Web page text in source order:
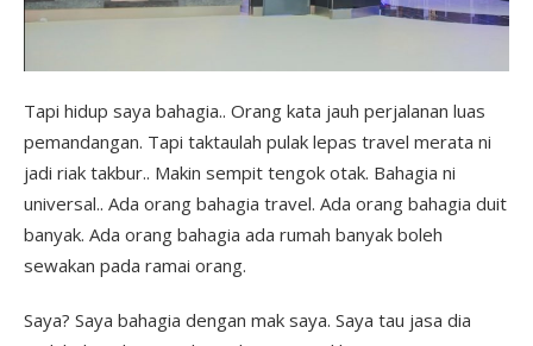
Tapi hidup saya bahagia.. Orang kata jauh perjalanan luas
pemandangan. Tapi taktaulah pulak lepas travel merata ni
jadi riak takbur.. Makin sempit tengok otak. Bahagia ni
universal.. Ada orang bahagia travel. Ada orang bahagia duit
banyak. Ada orang bahagia ada rumah banyak boleh
sewakan pada ramai orang.
Saya? Saya bahagia dengan mak saya. Saya tau jasa dia